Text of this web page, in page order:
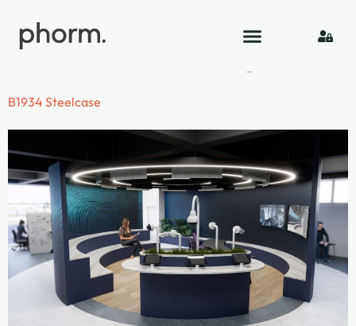
Categoria: Office
Space Planning
B1934 Steelcase